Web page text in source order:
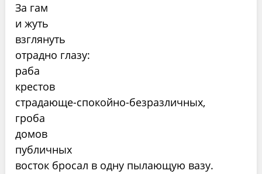
За гам
и жуть
взглянуть
отрадно глазу:
раба
крестов
страдающе-спокойно-безразличных,
гроба
домов
публичных
восток бросал в одну пылающую вазу.